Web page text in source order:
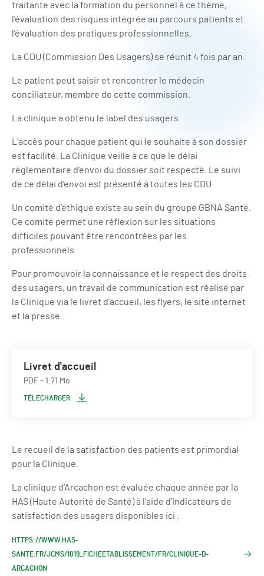
traitante avec la formation du personnel à ce thème,
l’évaluation des risques intégrée au parcours patients et
l’évaluation des pratiques professionnelles.
La CDU (Commission Des Usagers) se réunit 4 fois par an.
Le patient peut saisir et rencontrer le médecin
conciliateur, membre de cette commission.
La clinique a obtenu le label des usagers.
L’accès pour chaque patient qui le souhaite à son dossier
est facilité. La Clinique veille à ce que le délai
réglementaire d’envoi du dossier soit respecté. Le suivi
de ce délai d’envoi est présenté à toutes les CDU.
Un comité d’éthique existe au sein du groupe GBNA Santé.
Ce comité permet une réflexion sur les situations
difficiles pouvant être rencontrées par les
professionnels.
Pour promouvoir la connaissance et le respect des droits
des usagers, un travail de communication est réalisé par
la Clinique via le livret d’accueil, les flyers, le site internet
et la presse.
Livret d'accueil
PDF - 1.71 Mo
TÉLÉCHARGER
Le recueil de la satisfaction des patients est primordial
pour la Clinique.
La clinique d’Arcachon est évaluée chaque année par la
HAS (Haute Autorité de Santé) à l’aide d’indicateurs de
satisfaction des usagers disponibles ici :
HTTPS://WWW.HAS-
SANTE.FR/JCMS/1019_FICHEETABLISSEMENT/FR/CLINIQUE-D-
ARCACHON